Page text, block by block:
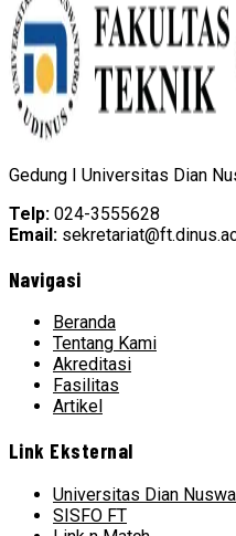
Gedung I Universitas Dian
Telp: 024-3555628
Email:
Navigasi
Beranda
Tentang Kami
Akreditasi
Fasilitas
Artikel
Link Eksternal
Universitas Dian
SISFO FT